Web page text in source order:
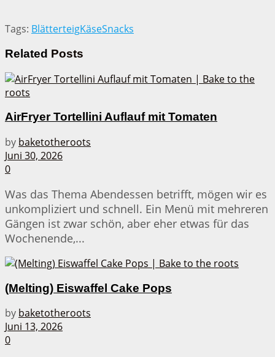
Tags: BlätterteigKäseSnacks
Related Posts
AirFryer Tortellini Auflauf mit Tomaten
by baketotheroots
Juni 30, 2026
0
Was das Thema Abendessen betrifft, mögen wir es
unkompliziert und schnell. Ein Menü mit mehreren
Gängen ist zwar schön, aber eher etwas für das
Wochenende,...
(Melting) Eiswaffel Cake Pops
by baketotheroots
Juni 13, 2026
0